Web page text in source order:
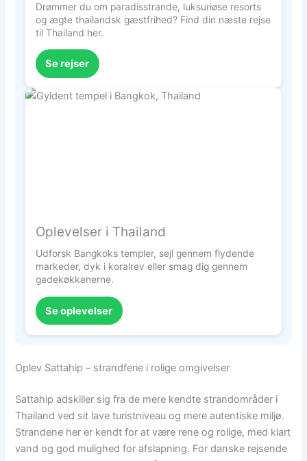
Drømmer du om paradisstrande, luksuriøse resorts
og ægte thailandsk gæstfrihed? Find din næste rejse
til Thailand her.
Se rejser
Oplevelser i Thailand
Udforsk Bangkoks templer, sejl gennem flydende
markeder, dyk i koralrev eller smag dig gennem
gadekøkkenerne.
Se oplevelser
Oplev Sattahip – strandferie i rolige omgivelser
Sattahip adskiller sig fra de mere kendte strandområder i
Thailand ved sit lave turistniveau og mere autentiske miljø.
Strandene her er kendt for at være rene og rolige, med klart
vand og god mulighed for afslapning. For danske rejsende